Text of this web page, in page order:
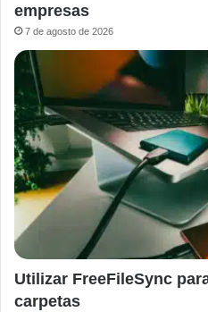
empresas
7 de agosto de 2026
Utilizar FreeFileSync
carpetas